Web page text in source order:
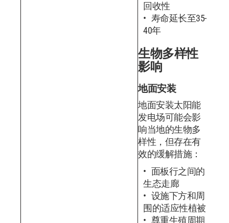
回收性
寿命延长至35-
40年
生物多样性
影响
地面安装
地面安装太阳能
发电场可能会影
响当地的生物多
样性，但存在有
效的缓解措施：
面板行之间的
生态走廊
设施下方和周
围的适应性植被
尊重生殖周期